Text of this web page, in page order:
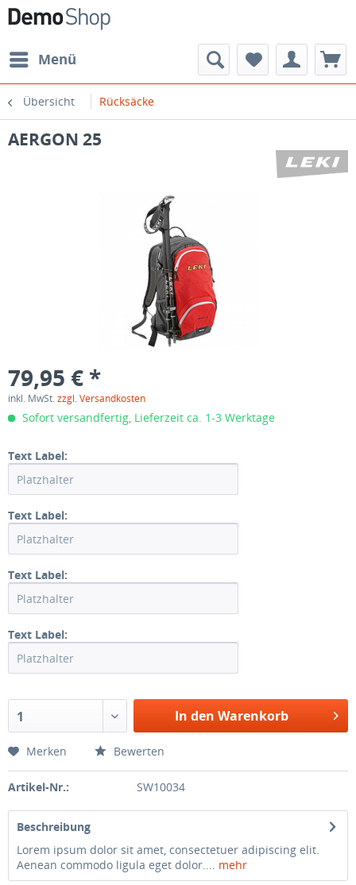
Menü
Übersicht Rücksäcke
AERGON 25
79,95 € *
inkl. MwSt.zzgl. Versandkosten
Sofort versandfertig, Lieferzeit ca. 1-3 Werktage
Text Label:
Text Label:
Text Label:
Text Label:
1 In den Warenkorb
Merken Bewerten
Artikel-Nr.: SW10034
Beschreibung
Lorem ipsum dolor sit amet, consectetuer adipiscing elit.
Aenean commodo ligula eget dolor.... mehr